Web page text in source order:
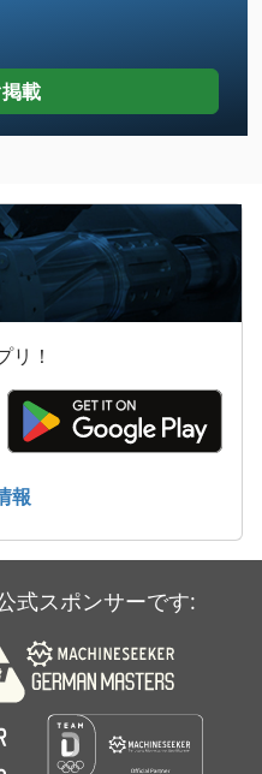
載
リ！
報
式スポンサーです: